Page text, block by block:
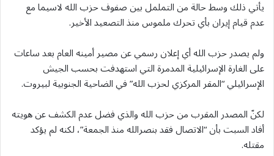
يأتي ذلك وسط حالة من التململ بين صفوف حزب الله لاسيما مع
عدم قيام إيران بأي تحرك ملموس منذ التصعيد الأخير.
ولم يصدر حزب الله أي إعلان رسمي عن مصير أمينه العام بعد ساعات
على الغارة الإسرائيلية المدمرة التي استهدفت بحسب الجيش
الإسرائيلي “المقر المركزي لحزب الله” في الضاحية الجنوبية لبيروت.
لكنّ المصدر المقرب من حزب الله والذي فضل عدم الكشف عن هويته
أفاد السبت بأن “الاتصال فقد بنصرالله منذ الجمعة”، لكنه لم يؤكد
مقتله.